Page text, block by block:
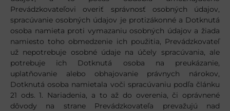
Prevádzkovateľovi overiť správnosť osobných údajov,
spracúvanie osobných údajov je protizákonné a Dotknutá
osoba namieta proti vymazaniu osobných údajov a žiada
namiesto toho obmedzenie ich použitia, Prevádzkovateľ
už nepotrebuje osobné údaje na účely spracúvania, ale
potrebuje ich Dotknutá osoba na preukázanie,
uplatňovanie alebo obhajovanie právnych nárokov,
Dotknutá osoba namietala voči spracúvaniu podľa článku
21 ods. 1. Nariadenia, a to až do overenia, či oprávnené
dôvody na strane Prevádzkovateľa prevažujú nad